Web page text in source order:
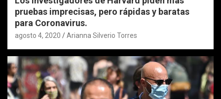
pruebas imprecisas, pero rápidas y baratas
para Coronavirus.
agosto 4, 2020 Arianna Silverio Torres